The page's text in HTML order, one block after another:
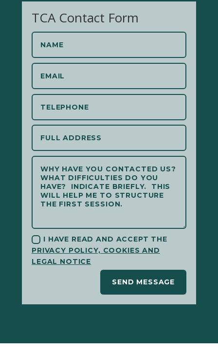
TCA Contact Form
I HAVE READ AND ACCEPT THE
PRIVACY POLICY, COOKIES AND
LEGAL NOTICE
SEND MESSAGE